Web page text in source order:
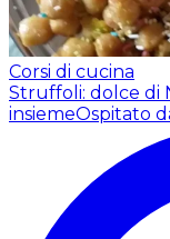
Corsi di cucina
Struffoli: dolce di
insiemeOspitato